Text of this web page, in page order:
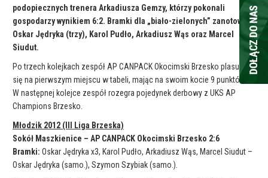
podopiecznych trenera Arkadiusza Gemzy, którzy pokonali
gospodarzy wynikiem 6:2. Bramki dla „biało-zielonych” zanotowali:
Oskar Jędryka (trzy), Karol Pudło, Arkadiusz Wąs oraz Marcel
Siudut.
Po trzech kolejkach zespół AP CANPACK Okocimski Brzesko plasuje
się na pierwszym miejscu w tabeli, mając na swoim kocie 9 punktów.
W następnej kolejce zespół rozegra pojedynek derbowy z UKS AP
Champions Brzesko.
Młodzik 2012 (III Liga Brzeska)
Sokół Maszkienice – AP CANPACK Okocimski Brzesko 2:6
Bramki: Oskar Jędryka x3, Karol Pudło, Arkadiusz Wąs, Marcel Siudut –
Oskar Jędryka (samo.), Szymon Szybiak (samo.).